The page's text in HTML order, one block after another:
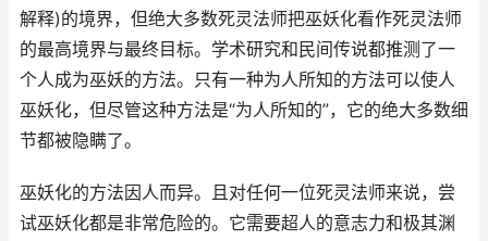
解释)的境界，但绝大多数死灵法师把巫妖化看作死灵法师
的最高境界与最终目标。学术研究和民间传说都推测了一
个人成为巫妖的方法。只有一种为人所知的方法可以使人
巫妖化，但尽管这种方法是“为人所知的”，它的绝大多数细
节都被隐瞒了。
巫妖化的方法因人而异。且对任何一位死灵法师来说，尝
试巫妖化都是非常危险的。它需要超人的意志力和极其渊